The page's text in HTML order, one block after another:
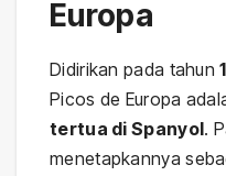
Europa
Didirikan pada tahun
Picos de Europa
tertua di Spanyol.
menetapkannya